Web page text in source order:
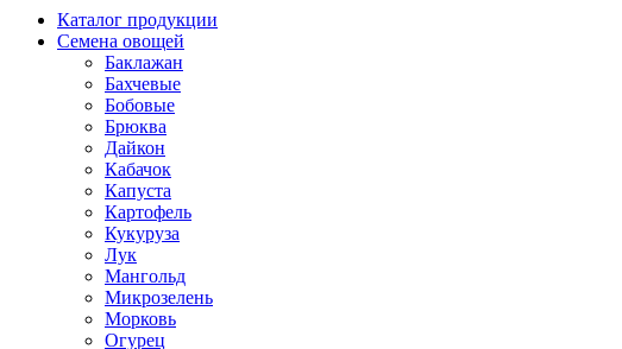
Каталог продукции
Семена овощей
Баклажан
Бахчевые
Бобовые
Брюква
Дайкон
Кабачок
Капуста
Картофель
Кукуруза
Лук
Мангольд
Микрозелень
Морковь
Огурец